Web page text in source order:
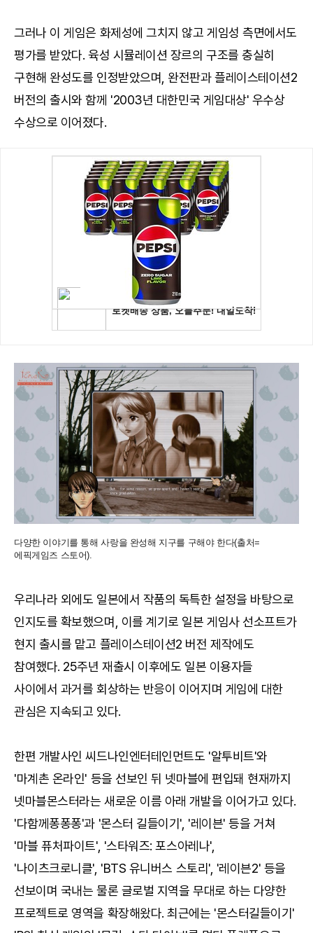
그러나 이 게임은 화제성에 그치지 않고 게임성 측면에서도
평가를 받았다. 육성 시뮬레이션 장르의 구조를 충실히
구현해 완성도를 인정받았으며, 완전판과 플레이스테이션2
버전의 출시와 함께 '2003년 대한민국 게임대상' 우수상
수상으로 이어졌다.
다양한 이야기를 통해 사랑을 완성해 지구를 구해야 한다(출처=
에픽게임즈 스토어).
우리나라 외에도 일본에서 작품의 독특한 설정을 바탕으로
인지도를 확보했으며, 이를 계기로 일본 게임사 선소프트가
현지 출시를 맡고 플레이스테이션2 버전 제작에도
참여했다. 25주년 재출시 이후에도 일본 이용자들
사이에서 과거를 회상하는 반응이 이어지며 게임에 대한
관심은 지속되고 있다.
한편 개발사인 씨드나인엔터테인먼트도 '알투비트'와
'마계촌 온라인' 등을 선보인 뒤 넷마블에 편입돼 현재까지
넷마블몬스터라는 새로운 이름 아래 개발을 이어가고 있다.
'다함께퐁퐁퐁'과 '몬스터 길들이기', '레이븐' 등을 거쳐
'마블 퓨처파이트', '스타워즈: 포스아레나',
'나이츠크로니클', 'BTS 유니버스 스토리', '레이븐2' 등을
선보이며 국내는 물론 글로벌 지역을 무대로 하는 다양한
프로젝트로 영역을 확장해왔다. 최근에는 '몬스터길들이기'